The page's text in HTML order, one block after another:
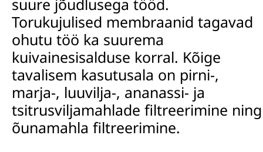
suure jõudlusega tööd.
Torukujulised membraanid tagavad
ohutu töö ka suurema
kuivainesisalduse korral. Kõige
tavalisem kasutusala on pirni-,
marja-, luuvilja-, ananassi- ja
tsitrusviljamahlade filtreerimine ning
õunamahla filtreerimine.